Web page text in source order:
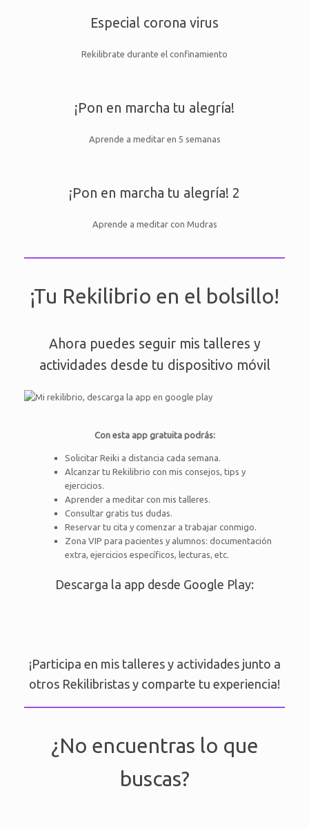
Especial corona virus
Rekilibrate durante el confinamiento
¡Pon en marcha tu alegría!
Aprende a meditar en 5 semanas
¡Pon en marcha tu alegría! 2
Aprende a meditar con Mudras
¡Tu Rekilibrio en el bolsillo!
Ahora puedes seguir mis talleres y
actividades desde tu dispositivo móvil
Con esta app gratuita podrás:
Solicitar Reiki a distancia cada semana.
Alcanzar tu Rekilibrio con mis consejos, tips y
ejercicios.
Aprender a meditar con mis talleres.
Consultar gratis tus dudas.
Reservar tu cita y comenzar a trabajar conmigo.
Zona VIP para pacientes y alumnos: documentación
extra, ejercicios específicos, lecturas, etc.
Descarga la app desde Google Play:
¡Participa en mis talleres y actividades junto a
otros Rekilibristas y comparte tu experiencia!
¿No encuentras lo que
buscas?